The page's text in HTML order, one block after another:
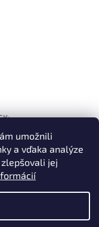
umožnili
a vďaka analýze
jej
oneskoreniu
termínu
práva vyhradené.